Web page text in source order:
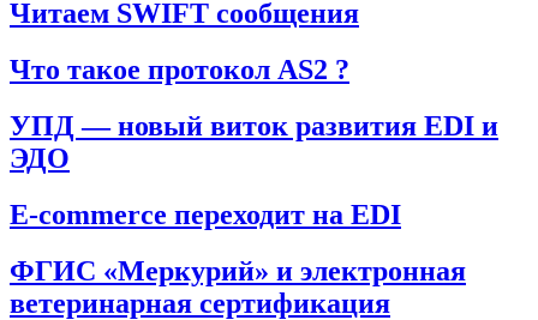
Читаем SWIFT сообщения
Что такое протокол AS2 ?
УПД — новый виток развития EDI и
ЭДО
E-commerce переходит на EDI
ФГИС «Меркурий» и электронная
ветеринарная сертификация